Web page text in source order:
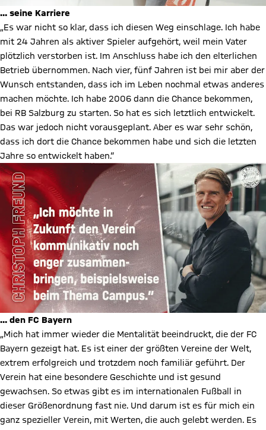
… seine Karriere
„Es war nicht so klar, dass ich diesen Weg einschlage. Ich habe
mit 24 Jahren als aktiver Spieler aufgehört, weil mein Vater
plötzlich verstorben ist. Im Anschluss habe ich den elterlichen
Betrieb übernommen. Nach vier, fünf Jahren ist bei mir aber der
Wunsch entstanden, dass ich im Leben nochmal etwas anderes
machen möchte. Ich habe 2006 dann die Chance bekommen,
bei RB Salzburg zu starten. So hat es sich letztlich entwickelt.
Das war jedoch nicht vorausgeplant. Aber es war sehr schön,
dass ich dort die Chance bekommen habe und sich die letzten
Jahre so entwickelt haben.“
… den FC Bayern
„Mich hat immer wieder die Mentalität beeindruckt, die der FC
Bayern gezeigt hat. Es ist einer der größten Vereine der Welt,
extrem erfolgreich und trotzdem noch familiär geführt. Der
Verein hat eine besondere Geschichte und ist gesund
gewachsen. So etwas gibt es im internationalen Fußball in
dieser Größenordnung fast nie. Und darum ist es für mich ein
ganz spezieller Verein, mit Werten, die auch gelebt werden. Es